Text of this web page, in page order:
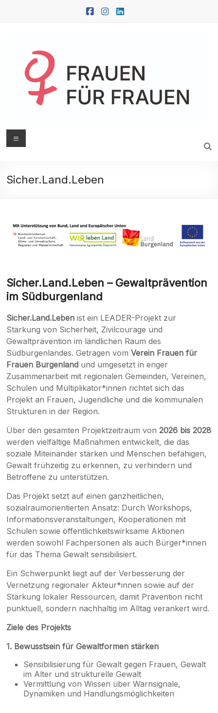
FRAUEN
FRAUEN
Jennersdorf
Menü
Sicher.Land.Leben
Sicher.Land.Leben – Gewaltprävention
im Südburgenland
Sicher.Land.Leben ist ein LEADER-Projekt zur
Stärkung von Sicherheit, Zivilcourage und
Gewaltprävention im ländlichen Raum des
Südburgenlandes. Getragen vomVerein Frauen für
Frauen Burgenland und umgesetzt in enger
Zusammenarbeit mit regionalen Gemeinden, Vereinen,
Schulen und Multiplikator*innen richtet sich das
Projekt an Frauen, Jugendliche und die kommunalen
Strukturen in der Region.
Über den gesamten Projektzeitraum von2026 bis 2028
werden vielfältige Maßnahmen entwickelt, die das
soziale Miteinander stärken und Menschen befähigen,
Gewalt frühzeitig zu erkennen, zu verhindern und
Betroffene zu unterstützen.
Das Projekt setzt auf einen ganzheitlichen,
sozialraumorientierten Ansatz: Durch Workshops,
Informationsveranstaltungen, Kooperationen mit
Schulen sowie öffentlichkeitswirksame Aktionen
werden sowohl Fachpersonen als auch Bürger*innen
für das Thema Gewalt sensibilisiert.
Ein Schwerpunkt liegt auf der Verbesserung der
Vernetzung regionaler Akteur*innen sowie auf der
Stärkung lokaler Ressourcen, damit Prävention nicht
punktuell, sondern nachhaltig im Alltag verankert wird.
Ziele des Projekts
1. Bewusstsein für Gewaltformen stärken
Sensibilisierung für Gewalt gegen Frauen, Gewalt
im Alter und strukturelle Gewalt
Vermittlung von Wissen über Warnsignale,
Dynamiken und Handlungsmöglichkeiten